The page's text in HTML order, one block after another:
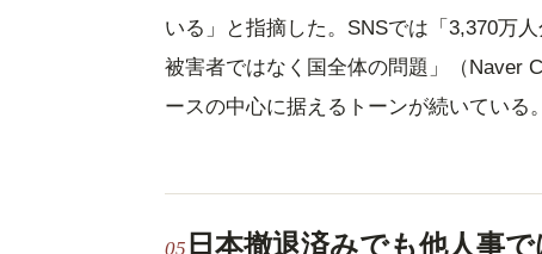
いる」と指摘した。SNSでは「3,370万
被害者ではなく国全体の問題」（Naver
ースの中心に据えるトーンが続いている。
日本撤退済みでも他人事